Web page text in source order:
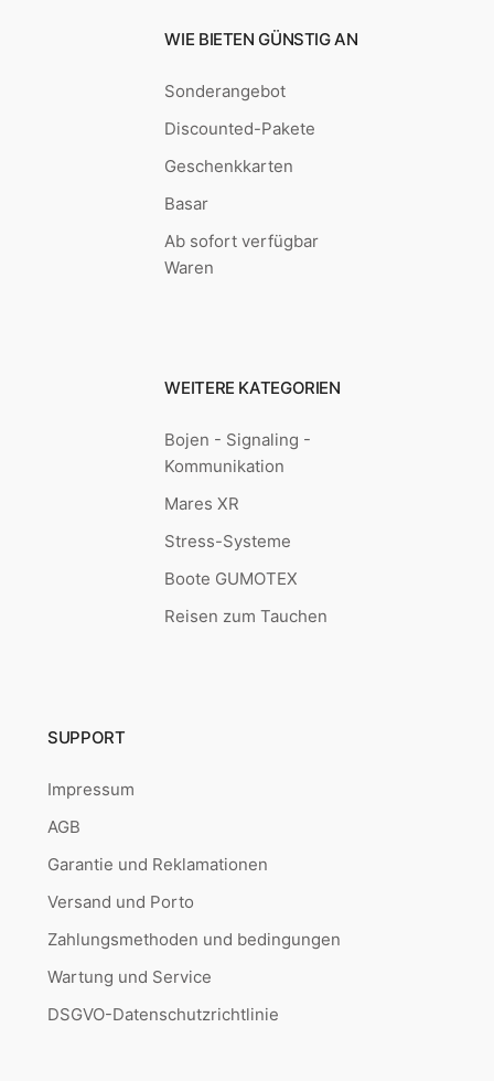
WIE BIETEN GÜNSTIG AN
Sonderangebot
Discounted-Pakete
Geschenkkarten
Basar
Ab sofort verfügbar
Waren
WEITERE KATEGORIEN
Bojen - Signaling -
Kommunikation
Mares XR
Stress-Systeme
Boote GUMOTEX
Reisen zum Tauchen
SUPPORT
Impressum
AGB
Garantie und Reklamationen
Versand und Porto
Zahlungsmethoden und bedingungen
Wartung und Service
DSGVO-Datenschutzrichtlinie